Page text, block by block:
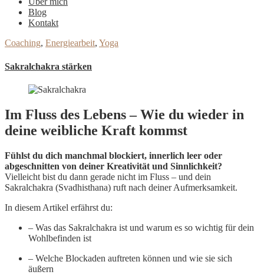
Blog
Kontakt
Coaching, Energiearbeit, Yoga
Sakralchakra stärken
Im Fluss des Lebens – Wie du wieder in
deine weibliche Kraft kommst
Fühlst du dich manchmal blockiert, innerlich leer oder
abgeschnitten von deiner Kreativität und Sinnlichkeit?
Vielleicht bist du dann gerade nicht im Fluss – und dein
Sakralchakra (Svadhisthana) ruft nach deiner Aufmerksamkeit.
In diesem Artikel erfährst du:
– Was das Sakralchakra ist und warum es so wichtig für dein
Wohlbefinden ist
– Welche Blockaden auftreten können und wie sie sich
äußern